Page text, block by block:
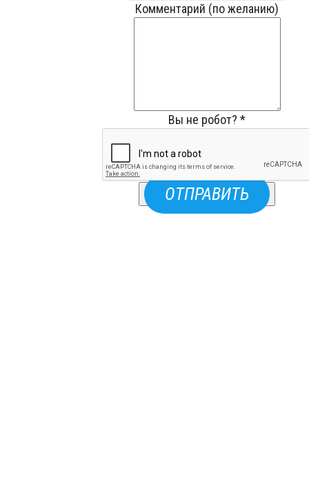
Комментарий (по желанию)
Вы не робот? *
ОТПРАВИТЬ